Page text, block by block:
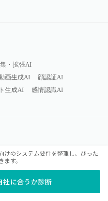
・拡張AI
画生成AI
顔認証AI
生成AI
感情認識AI
し）
話応対AI
同時通訳AI
けのシステム要件を整理し、ぴった
す。
社に合うか診断